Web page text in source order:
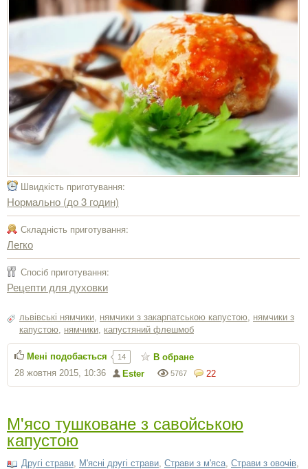
Швидкість приготування:
Нормально (до 3 годин)
Складність приготування:
Легко
Спосіб приготування:
Рецепти для духовки
львівські нямчики нямчики з закарпатською капустою нямчики з
капустою нямчики капустяний флешмоб
22
5767
Ester
28 жовтня 2015, 10:36
Мені подобається 14 В обране
М'ясо тушковане з савойською
капустою
Другі страви М'ясні другі страви Страви з м'яса Страви з овочів